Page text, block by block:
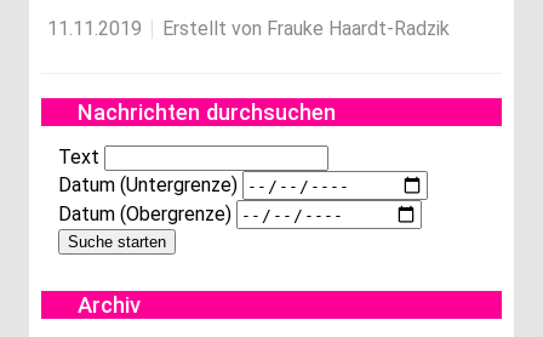
11.11.2019 Erstellt von Frauke Haardt-Radzik
Nachrichten durchsuchen
Text
Datum (Untergrenze)
Datum (Obergrenze)
Archiv